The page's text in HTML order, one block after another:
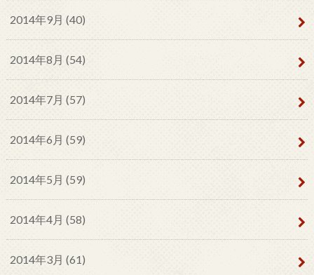
2014年9月 (40)
2014年8月 (54)
2014年7月 (57)
2014年6月 (59)
2014年5月 (59)
2014年4月 (58)
2014年3月 (61)